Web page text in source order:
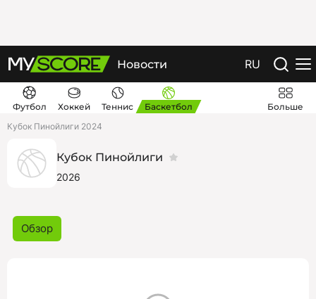
Новости RU
Футбол Хоккей Теннис Баскетбол
Больше
Кубок Пинойлиги 2024
Кубок Пинойлиги
2026
Обзор